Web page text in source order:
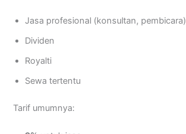
Jasa profesional (konsultan, pembicara)
Dividen
Royalti
Sewa tertentu
Tarif umumnya: